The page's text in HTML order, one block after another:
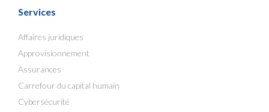
Services
Affaires juridiques
Approvisionnement
Assurances
Carrefour du capital humain
Cybersécurité